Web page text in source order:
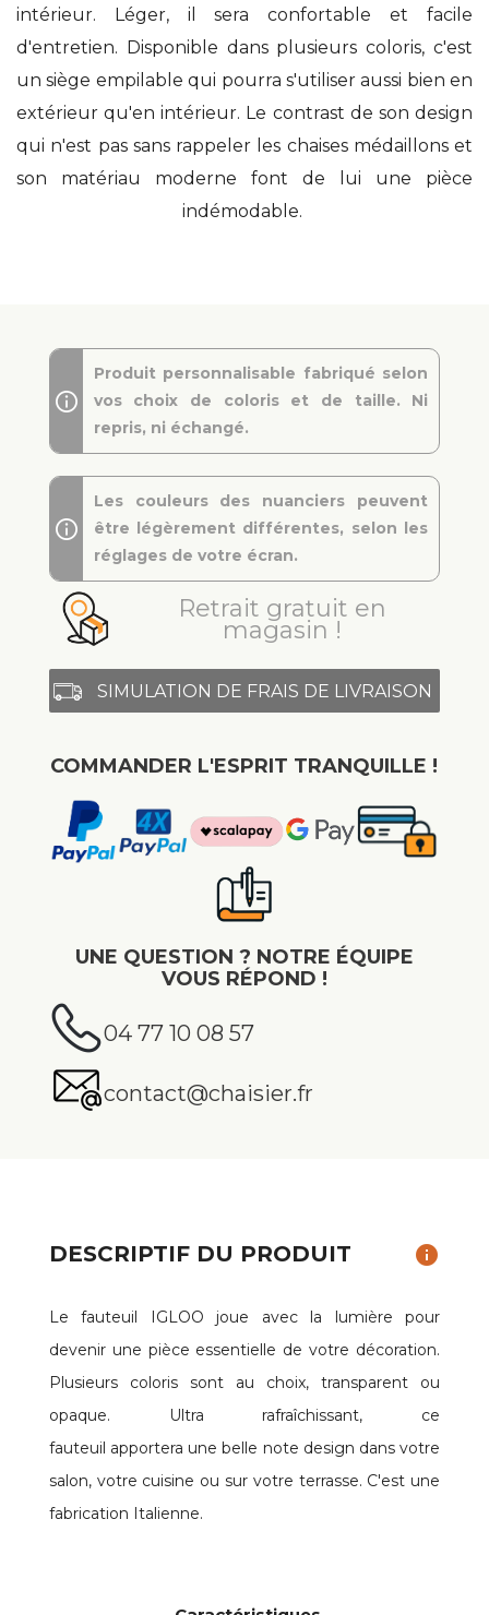
intérieur. Léger, il sera confortable et facile
d'entretien. Disponible dans plusieurs coloris, c'est
un siège empilable qui pourra s'utiliser aussi bien en
extérieur qu'en intérieur. Le contrast de son design
qui n'est pas sans rappeler les chaises médaillons et
son matériau moderne font de lui une pièce
indémodable.
Produit personnalisable fabriqué selon
vos choix de coloris et de taille. Ni
repris, ni échangé.
Les couleurs des nuanciers peuvent
être légèrement différentes, selon les
réglages de votre écran.
Retrait gratuit en
magasin !
SIMULATION DE FRAIS DE LIVRAISON
COMMANDER L'ESPRIT TRANQUILLE !
UNE QUESTION ? NOTRE ÉQUIPE
VOUS RÉPOND !
04 77 10 08 57
contact@chaisier.fr
DESCRIPTIF DU PRODUIT info
Le fauteuil IGLOO joue avec la lumière pour
devenir une pièce essentielle de votre décoration.
Plusieurs coloris sont au choix, transparent ou
opaque. Ultra rafraîchissant, ce
fauteuil apportera une belle note design dans votre
salon, votre cuisine ou sur votre terrasse. C'est une
fabrication Italienne.